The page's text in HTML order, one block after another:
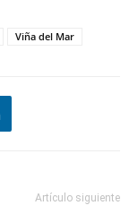
Viña del Mar
Artículo siguiente